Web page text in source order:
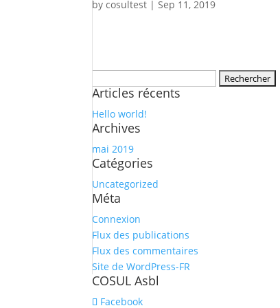
bycosultest |Sep 11, 2019
Articles récents
Hello world!
Archives
mai 2019
Catégories
Uncategorized
Méta
Connexion
Flux des publications
Flux des commentaires
Site de WordPress-FR
COSUL Asbl
Facebook